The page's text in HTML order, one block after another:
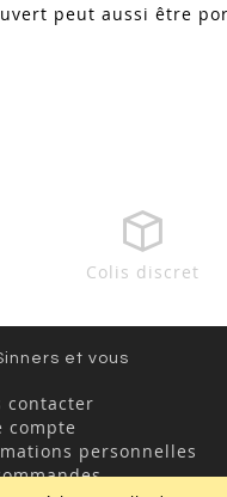
peut aussi être
Colis discret
et vous
contacter
compte
personnelles